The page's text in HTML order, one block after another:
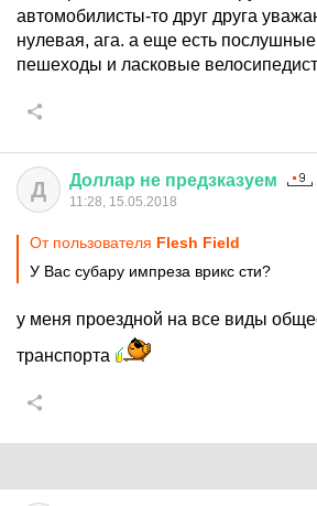
автомобилисты-то друг друга
нулевая, ага. а еще есть
пешеходы и ласковые
Д Доллар не предзказуем
11:28, 15.05.2018
От пользователя Flesh Field
У Вас субару импреза врикс сти?
у меня проездной на все виды
транспорта